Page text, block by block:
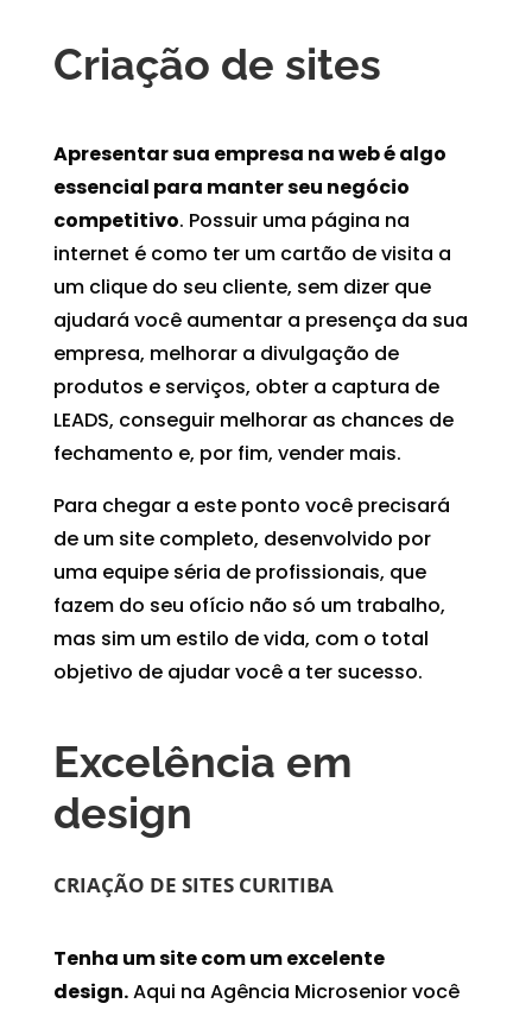
Criação de sites
Apresentar sua empresa na web é algo
essencial para manter seu negócio
competitivo. Possuir uma página na
internet é como ter um cartão de visita a
um clique do seu cliente, sem dizer que
ajudará você aumentar a presença da sua
empresa, melhorar a divulgação de
produtos e serviços, obter a captura de
LEADS, conseguir melhorar as chances de
fechamento e, por fim, vender mais.
Para chegar a este ponto você precisará
de um site completo, desenvolvido por
uma equipe séria de profissionais, que
fazem do seu ofício não só um trabalho,
mas sim um estilo de vida, com o total
objetivo de ajudar você a ter sucesso.
Excelência em
design
CRIAÇÃO DE SITES CURITIBA
Tenha um site com um excelente
design.Aqui na Agência Microsenior você